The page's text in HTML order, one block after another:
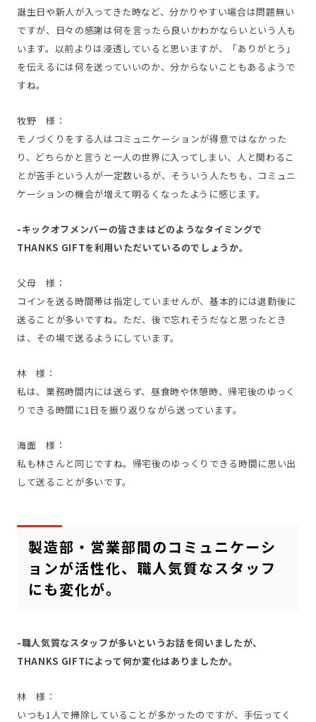
誕生日や新人が入ってきた時など、分かりやすい場合は問題無い
ですが、日々の感謝は何を言ったら良いかわかならいという人も
います。以前よりは浸透していると思いますが、「ありがとう」
を伝えるには何を送っていいのか、分からないこともあるようで
すね。
牧野 様：
モノづくりをする人はコミュニケーションが得意ではなかった
り、どちらかと言うと一人の世界に入ってしまい、人と関わるこ
とが苦手という人が一定数いるが、そういう人たちも、コミュニ
ケーションの機会が増えて明るくなったように感じます。
-キックオフメンバーの皆さまはどのようなタイミングで
THANKS GIFTを利用いただいているのでしょうか。
父母 様：
コインを送る時間帯は指定していませんが、基本的には退勤後に
送ることが多いですね。ただ、後で忘れそうだなと思ったとき
は、その場で送るようにしています。
林 様：
私は、業務時間内には送らず、昼食時や休憩時、帰宅後のゆっく
りできる時間に1日を振り返りながら送っています。
海面 様：
私も林さんと同じですね。帰宅後のゆっくりできる時間に思い出
して送ることが多いです。
製造部・営業部間のコミュニケーシ
ョンが活性化、職人気質なスタッフ
にも変化が。
-職人気質なスタッフが多いというお話を伺いましたが、
THANKS GIFTによって何か変化はありましたか。
林 様：
いつも1人で掃除していることが多かったのですが、手伝ってく